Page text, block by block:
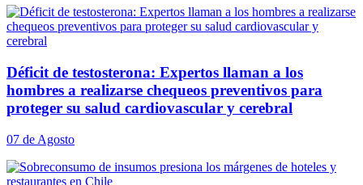
Déficit de testosterona: Expertos llaman a los
hombres a realizarse chequeos preventivos para
proteger su salud cardiovascular y cerebral
07 de Agosto